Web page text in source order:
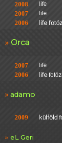
2008 life
2007 life
2006 life
Orca
2007 life
2006 life
adamo
2009 külföld
eL Geri